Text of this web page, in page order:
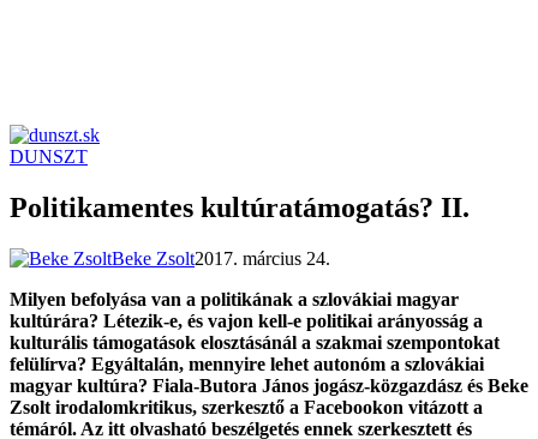
DUNSZT
Politikamentes kultúratámogatás? II.
Beke Zsolt2017. március 24.
Milyen befolyása van a politikának a szlovákiai magyar
kultúrára? Létezik-e, és vajon kell-e politikai arányosság a
kulturális támogatások elosztásánál a szakmai szempontokat
felülírva? Egyáltalán, mennyire lehet autonóm a szlovákiai
magyar kultúra? Fiala-Butora János jogász-közgazdász és Beke
Zsolt irodalomkritikus, szerkesztő a Facebookon vitázott a
témáról. Az itt olvasható beszélgetés ennek szerkesztett és